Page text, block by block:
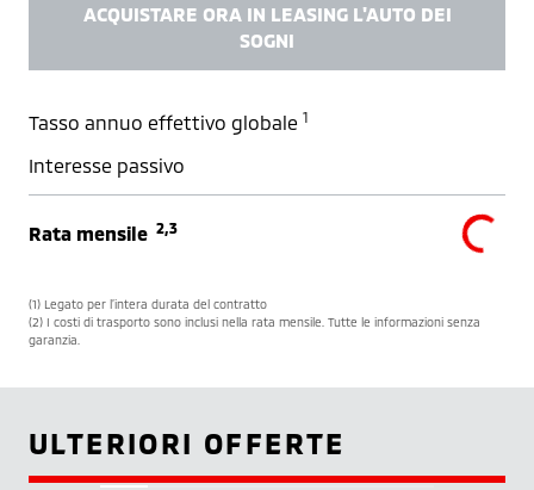
ACQUISTARE ORA IN LEASING L'AUTO DEI
SOGNI
Tasso annuo effettivo globale 1
Interesse passivo
Rata mensile 2,3
(1) Legato per l’intera durata del contratto
(2) I costi di trasporto sono inclusi nella rata mensile. Tutte le informazioni senza
garanzia.
ULTERIORI OFFERTE